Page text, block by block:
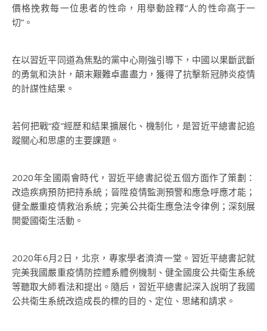
價格挽救每一位患者的性命，用舉動詮釋“人的性命高于一
切”。
在以習近平同道為焦點的黨中心剛強引導下，中國以果斷武斷
的勇氣和決計，顛末艱難卓盡盡力，獲得了抗擊新冠肺炎疫情
的計謀性結果。
若何把戰“疫”經歷和結果擴展化、機制化，是習近平總書記追
蹤關心和思慮的主要課題。
2020年全國兩會時代，習近平總書記從五個方面作了策劃：
改造疾病預防把持系統；晉陞疫情監測預警和應急呼應才能；
健全嚴重疫情救治系統；完美公共衛生應急法令律例；深刻展
開愛國衛生活動。
2020年6月2日，北京，專家學者濟濟一堂。習近平總書記就
完美我國嚴重疫情防控體系體例機制、健全國度公共衛生系統
等聽取大師看法和提出。隨后，習近平總書記深入說明了我國
公共衛生系統改造成長的標的目的、定位、思緒和請求。